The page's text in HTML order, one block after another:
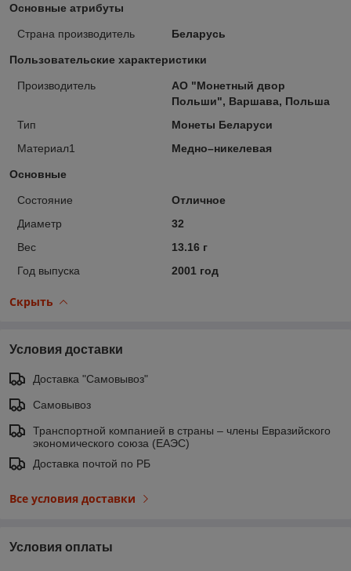
Основные атрибуты
Страна производитель Беларусь
Пользовательские характеристики
Производитель
АО "Монетный двор
Польши", Варшава, Польша
Тип
Монеты Беларуси
Материал1
Медно–никелевая
Основные
Состояние
Отличное
Диаметр
32
Вес
13.16 г
Год выпуска
2001 год
Скрыть
Условия доставки
Доставка "Самовывоз"
Самовывоз
Транспортной компанией в страны – члены Евразийского
экономического союза (ЕАЭС)
Доставка почтой по РБ
Все условия доставки
Условия оплаты